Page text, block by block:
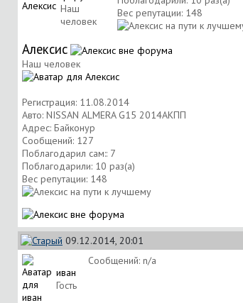
Наш
человек
Вес репутации: 148
Алексис
Наш человек
Регистрация: 11.08.2014
Авто: NISSAN ALMERA G15 2014АКПП
Адрес: Байконур
Сообщений: 127
Поблагодарил сам:: 7
Поблагодарили: 10 раз(а)
Вес репутации: 148
09.12.2014, 20:01
иван
Гость
Сообщений: n/a